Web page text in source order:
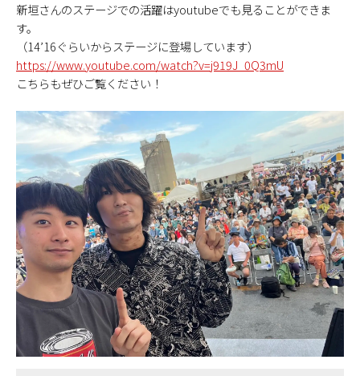
新垣さんのステージでの活躍はyoutubeでも見ることができま
す。
（14’16ぐらいからステージに登場しています）
https://www.youtube.com/watch?v=j919J_0Q3mU
こちらもぜひご覧ください！